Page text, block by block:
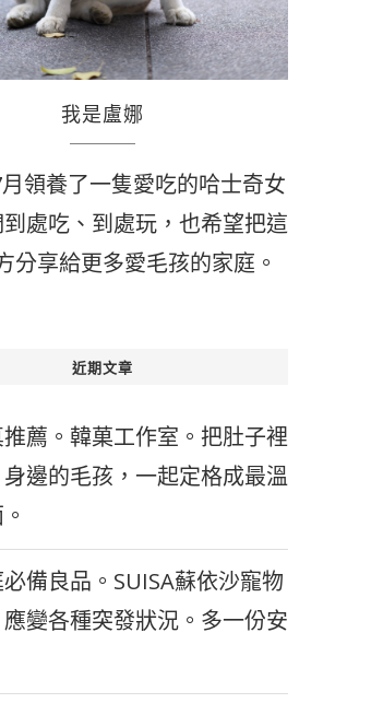
我是盧娜
領養了一隻愛吃的哈士奇女
處吃、到處玩，也希望把這
分享給更多愛毛孩的家庭。
近期文章
薦。韓菓工作室。把肚子裡
邊的毛孩，一起定格成最溫
備良品。SUISA蘇依沙寵物
變各種突發狀況。多一份安